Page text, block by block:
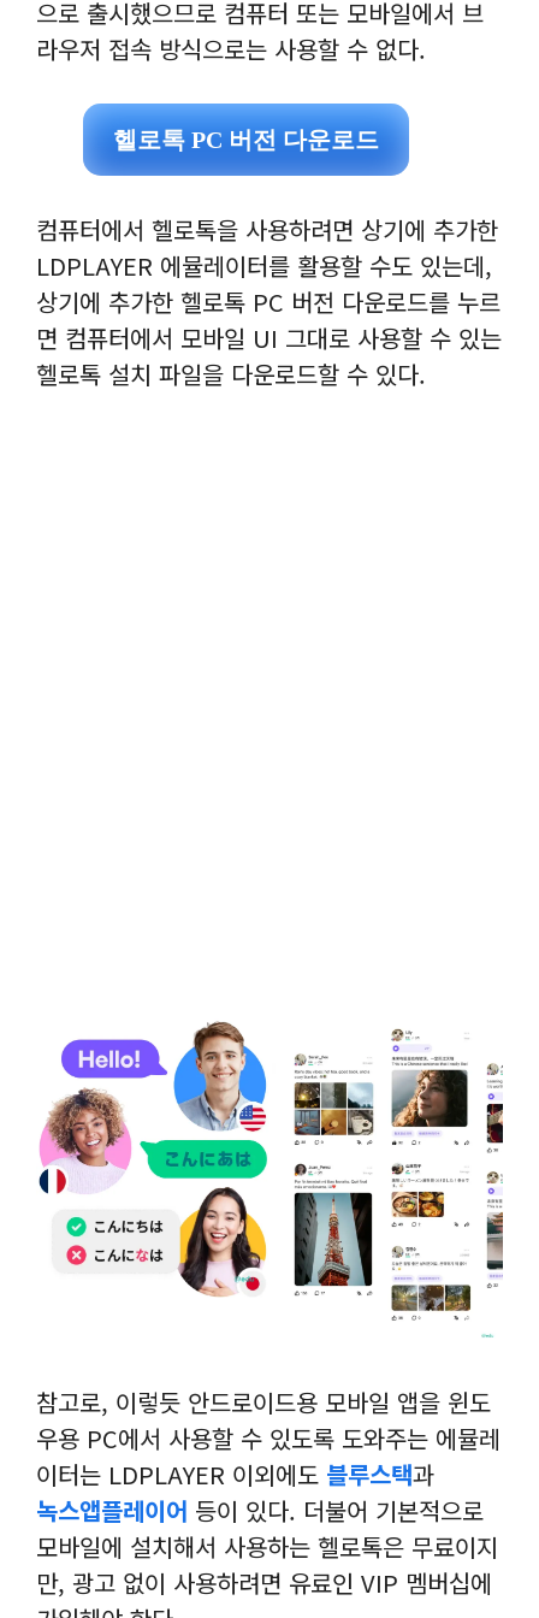
으로 출시했으므로 컴퓨터 또는 모바일에서 브
라우저 접속 방식으로는 사용할 수 없다.
헬로톡 PC 버전 다운로드
컴퓨터에서 헬로톡을 사용하려면 상기에 추가한
LDPLAYER 에뮬레이터를 활용할 수도 있는데,
상기에 추가한 헬로톡 PC 버전 다운로드를 누르
면 컴퓨터에서 모바일 UI 그대로 사용할 수 있는
헬로톡 설치 파일을 다운로드할 수 있다.
참고로, 이렇듯 안드로이드용 모바일 앱을 윈도
우용 PC에서 사용할 수 있도록 도와주는 에뮬레
이터는 LDPLAYER 이외에도 블루스택과
녹스앱플레이어 등이 있다. 더불어 기본적으로
모바일에 설치해서 사용하는 헬로톡은 무료이지
만, 광고 없이 사용하려면 유료인 VIP 멤버십에